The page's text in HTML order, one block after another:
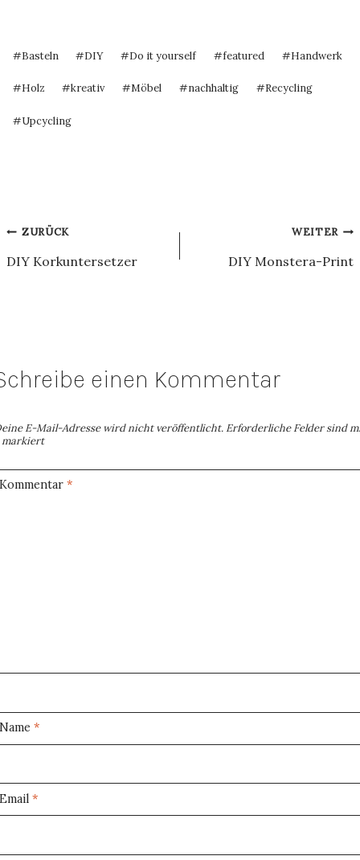
Schlagworte:
#Basteln #DIY #Do it yourself #featured #Handwerk
#Holz #kreativ #Möbel #nachhaltig #Recycling
#Upcycling
Beitragsnavigation
ZURÜCK
DIY Korkuntersetzer
WEITER
DIY Monstera-Print
einen Kommentar
E-Mail-Adresse wird nicht veröffentlicht. Erforderliche Felder sind
markiert
Kommentar*
Name*
Email*